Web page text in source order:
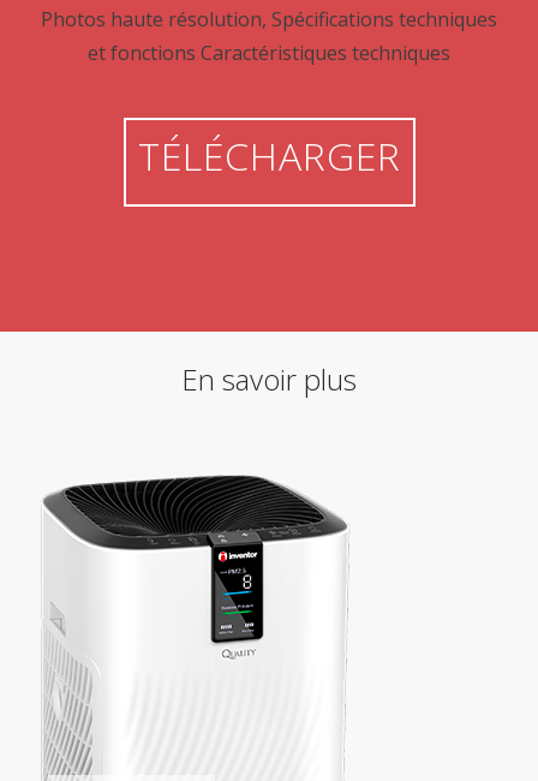
Photos haute résolution, Spécifications techniques
et fonctions Caractéristiques techniques
TÉLÉCHARGER
En savoir plus